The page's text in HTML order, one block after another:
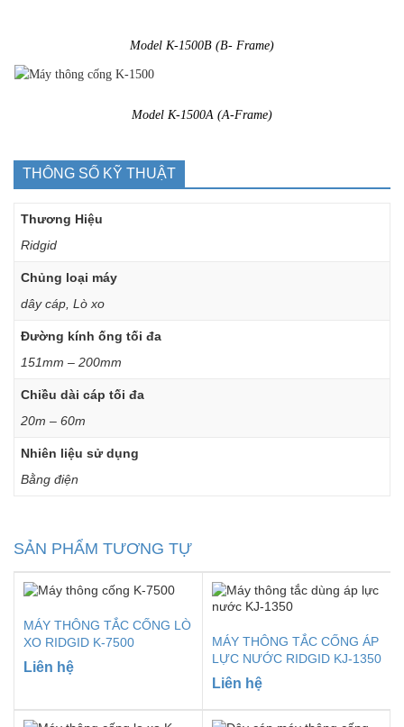
Model K-1500B (B- Frame)
Model K-1500A (A-Frame)
THÔNG SỐ KỸ THUẬT
Thương Hiệu
Ridgid
Chủng loại máy
dây cáp, Lò xo
Đường kính ống tối đa
151mm – 200mm
Chiều dài cáp tối đa
20m – 60m
Nhiên liệu sử dụng
Bằng điện
SẢN PHẨM TƯƠNG TỰ
MÁY THÔNG TẮC CỐNG LÒ
XO RIDGID K-7500
Liên hệ
MÁY THÔNG TẮC CỐNG ÁP
LỰC NƯỚC RIDGID KJ-1350
Liên hệ